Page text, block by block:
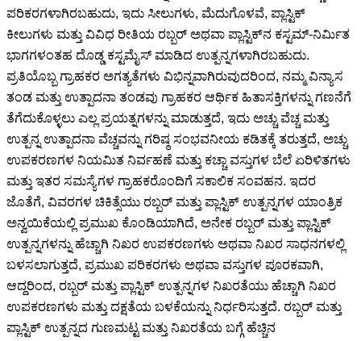
ಪರಿಕರಗಳಾಗಿರಬಹುದು, ಇದು ಸೀಲುಗಳು, ಮೆದುಗೊಳವೆ, ಪ್ಲಾಸ್ಟಿಕ್
ಕೀಲುಗಳು ಮತ್ತು ವಿವಿಧ ರೀತಿಯ ರಬ್ಬರ್ ಅಥವಾ ಪ್ಲಾಸ್ಟಿಕ್‌ನ ಕಸ್ಟಮ್-ನಿರ್ಮಿತ
ಭಾಗಗಳಂತಹ ದೊಡ್ಡ ಕಸ್ಟಮೈಸ್ ಮಾಡಿದ ಉತ್ಪನ್ನಗಳಾಗಿರಬಹುದು.
ಪ್ರತಿಯೊಬ್ಬ ಗ್ರಾಹಕರ ಅಗತ್ಯತೆಗಳು ವಿಭಿನ್ನವಾಗಿರುವುದರಿಂದ, ನಮ್ಮ ವಿನ್ಯಾಸ
ತಂಡ ಮತ್ತು ಉತ್ಪಾದನಾ ತಂಡವು ಗ್ರಾಹಕರ ಆರ್ಥಿಕ ಹಿತಾಸಕ್ತಿಗಳನ್ನು ಗಣನೆಗೆ
ತೆಗೆದುಕೊಳ್ಳಲು ಎಲ್ಲ ಪ್ರಯತ್ನಗಳನ್ನು ಮಾಡುತ್ತದೆ, ಇದು ಅಚ್ಚು ವೆಚ್ಚ ಮತ್ತು
ಉತ್ಪನ್ನ ಉತ್ಪಾದನಾ ವೆಚ್ಚವನ್ನು ಗರಿಷ್ಠ ಸಂಭವನೀಯ ಕಡಿತಕ್ಕೆ ತರುತ್ತದೆ, ಅಚ್ಚು
ಉಪಕರಣಗಳ ನಿಯಮಿತ ನಿರ್ವಹಣೆ ಮತ್ತು ಕಚ್ಚಾ ವಸ್ತುಗಳ ಬೆಲೆ ಏರಿಳಿತಗಳು
ಮತ್ತು ಇತರ ಸಮಸ್ಯೆಗಳ ಗ್ರಾಹಕರೊಂದಿಗೆ ಸಕಾಲಿಕ ಸಂವಹನ. ಇದರ
ಜೊತೆಗೆ, ವಿವರಗಳ ಚಿಕಿತ್ಸೆಯು ರಬ್ಬರ್ ಮತ್ತು ಪ್ಲಾಸ್ಟಿಕ್ ಉತ್ಪನ್ನಗಳ ಯಾಂತ್ರಿಕ
ಅನ್ವಯಿಕೆಯಲ್ಲಿ ಪ್ರಮುಖ ಕೊಂಡಿಯಾಗಿದೆ, ಅನೇಕ ರಬ್ಬರ್ ಮತ್ತು ಪ್ಲಾಸ್ಟಿಕ್
ಉತ್ಪನ್ನಗಳನ್ನು ಹೆಚ್ಚಾಗಿ ನಿಖರ ಉಪಕರಣಗಳು ಅಥವಾ ನಿಖರ ಸಾಧನಗಳಲ್ಲಿ
ಬಳಸಲಾಗುತ್ತದೆ, ಪ್ರಮುಖ ಪರಿಕರಗಳು ಅಥವಾ ವಸ್ತುಗಳ ಪೂರಕವಾಗಿ,
ಆದ್ದರಿಂದ, ರಬ್ಬರ್ ಮತ್ತು ಪ್ಲಾಸ್ಟಿಕ್ ಉತ್ಪನ್ನಗಳ ನಿಖರತೆಯು ಹೆಚ್ಚಾಗಿ ನಿಖರ
ಉಪಕರಣಗಳು ಮತ್ತು ದಕ್ಷತೆಯ ಬಳಕೆಯನ್ನು ನಿರ್ಧರಿಸುತ್ತದೆ. ರಬ್ಬರ್ ಮತ್ತು
ಪ್ಲಾಸ್ಟಿಕ್ ಉತ್ಪನ್ನದ ಗುಣಮಟ್ಟ ಮತ್ತು ನಿಖರತೆಯ ಬಗ್ಗೆ ಹೆಚ್ಚಿನ